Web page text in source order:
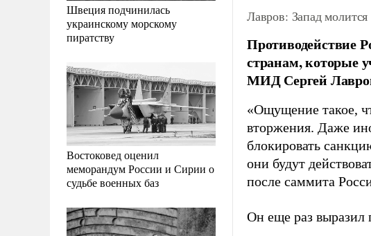
Швеция подчинилась
украинскому морскому
пиратству
Востоковед оценил
меморандум России и Сирии о
судьбе военных баз
Лавров: Запад
Противодействие
странам, которые
МИД Сергей
«Ощущение такое,
вторжения. Даже
блокировать
они будут
после саммита
Он еще раз выразил